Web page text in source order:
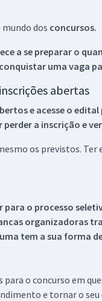
dos concursos.
a se preparar o
uma vaga
abertas
e acesse o
a inscrição e
os previstos.
o processo
organizadoras
tem a sua forma
o concurso em
e tornar o